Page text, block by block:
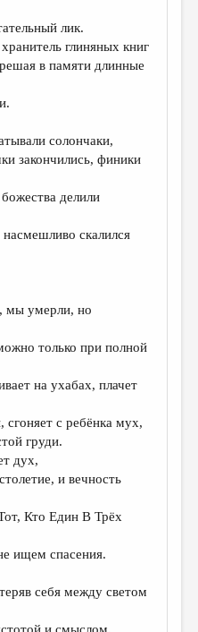
лик.
глиняных книг
в памяти длинные
солончаки,
закончились, финики
делили
насмешливо скалился
мы умерли, но
только при полной
на ухабах, плачет
с ребёнка мух,
груди.
дух,
и вечность
Кто Един В Трёх
ищем спасения.
себя между светом